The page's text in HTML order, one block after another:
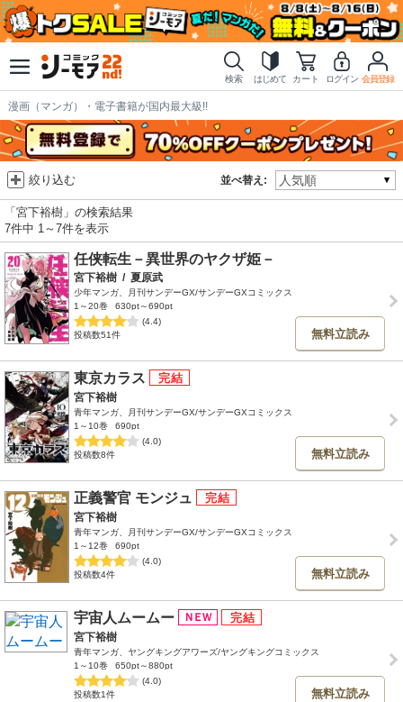
検索 はじめて カート ログイン 会員登録
漫画（マンガ）・電子書籍が国内最大級!!
並べ替え:
絞り込む
「宮下裕樹」の検索結果
7件中 1～7件を表示
任侠転生－異世界のヤクザ姫－
宮下裕樹 / 夏原武
少年マンガ、月刊サンデーGX/サンデーGXコミックス
1～20巻
630pt～690pt
(4.4)
投稿数51件
無料立読み
東京カラス
宮下裕樹
青年マンガ、月刊サンデーGX/サンデーGXコミックス
1～10巻
690pt
(4.0)
投稿数8件
無料立読み
正義警官 モンジュ
宮下裕樹
青年マンガ、月刊サンデーGX/サンデーGXコミックス
1～12巻
690pt
(4.0)
投稿数4件
無料立読み
宇宙人ムームー
宮下裕樹
青年マンガ、ヤングキングアワーズ/ヤングキングコミックス
1～10巻
650pt～880pt
(4.0)
投稿数1件
無料立読み